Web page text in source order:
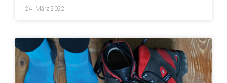
24. März 2022